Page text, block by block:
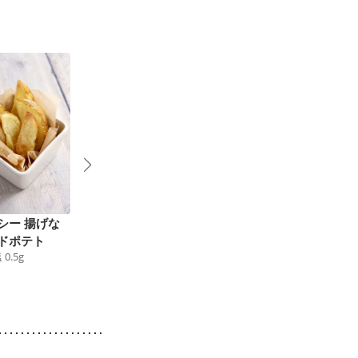
ー 揚げな
ポテト
0.5g